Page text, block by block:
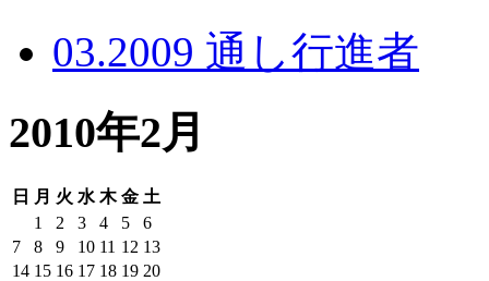
03.2009 通し行進者
2010年2月
日 月 火 水 木 金 土
1
2 3 4 5
6
7
8 9 10 11 12 13
14 15 16 17 18 19 20